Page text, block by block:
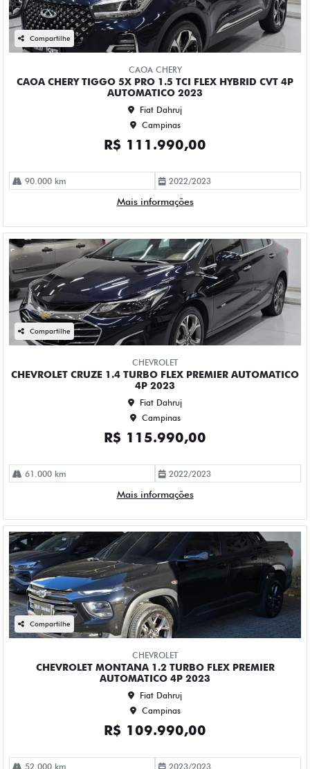
CHEVROLET
CHEVROLET CRUZE 1.4 TURBO FLEX PREMIER AUTOMATICO
4P 2023
Fiat Dahruj
Campinas
R$ 115.990,00
2022/2023
Mais informações
Compartilhe
CHEVROLET
CHEVROLET MONTANA 1.2 TURBO FLEX PREMIER
AUTOMATICO 4P 2023
Fiat Dahruj
Campinas
R$ 109.990,00
2023/2023
Mais informações
Compartilhe
CHEVROLET
CHEVROLET MONTANA 1.2 TURBO FLEX RS AUTOMATICO
4P 2024
Fiat Dahruj
Campinas
R$ 112.990,00
2023/2024
Mais informações